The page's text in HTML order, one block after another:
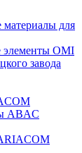
материалы для
OMI
завода
ABAC